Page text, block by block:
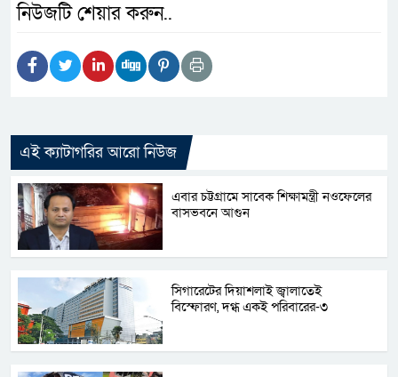
নিউজটি শেয়ার করুন..
এই ক্যাটাগরির আরো নিউজ
এবার চট্টগ্রামে সাবেক শিক্ষামন্ত্রী নওফেলের
বাসভবনে আগুন
সিগারেটের দিয়াশলাই জ্বালাতেই
বিস্ফোরণ, দগ্ধ একই পরিবারের-৩